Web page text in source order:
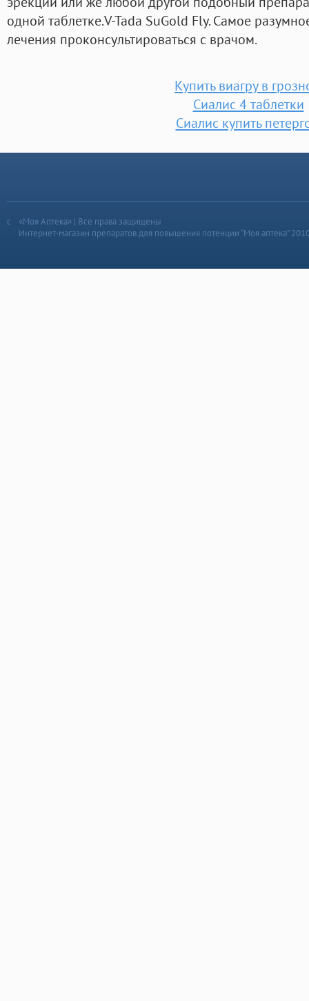
одной таблетке.V-Tada SuGold Fly. Самое
лечения проконсультироваться с врачом.
Купить виагру в
Сиалис 4 таблетки
Сиалис купить
«Моя Аптека» | Все права защищены
Интернет-магазин препаратов для повышения потенции “Моя аптека”